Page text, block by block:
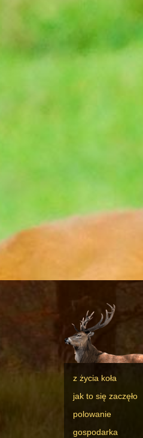
z życia koła
jak to się zaczęło
polowanie
gospodarka